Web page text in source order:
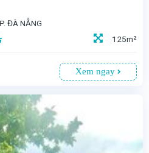
ĐÀ NẴNG
125m²
Xem ngay